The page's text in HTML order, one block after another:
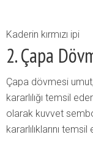
Kaderin kırmızı ipi
2. Çapa
Çapa dövmesi
kararlılığı temsil
olarak kuvvet
kararlılıklarını